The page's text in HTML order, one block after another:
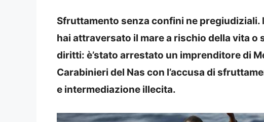
Sfruttamento senza confini ne
hai attraversato il mare a rischio della vita o
diritti: è’stato arrestato un imprenditore di
Carabinieri del Nas con l’accusa di
e intermediazione illecita.